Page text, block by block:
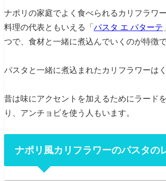
ナポリの家庭でよく食べられるカリフラワ
料理の代表ともいえる「 パスタ エ パターテ
つで、食材と一緒に煮込んでいくのが特徴で
パスタと一緒に煮込まれたカリフラワーは
昔は味にアクセントを加えるためにラード
り、アンチョビを使う人もいます。
ナポリ風カリフラワーのパスタの